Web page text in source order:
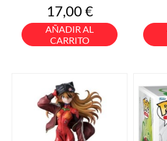
Precio
17,00 €
AÑADIR AL
CARRITO